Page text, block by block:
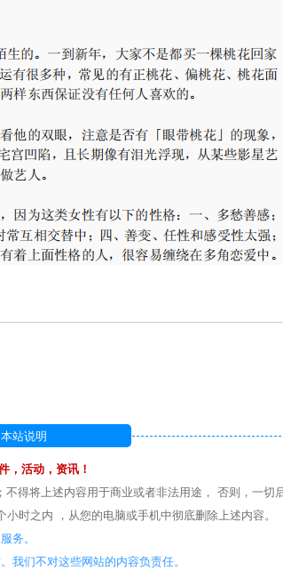
本站说明
，活动，资讯！
得将上述内容用于商业或者非法用途， 否则，一切
时之内 ，从您的电脑或手机中彻底删除上述内容。
务。
我们不对这些网站的内容负责任。